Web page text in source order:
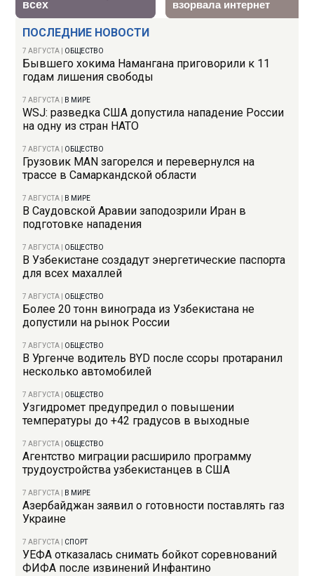
ПОСЛЕДНИЕ НОВОСТИ
7 АВГУСТА ОБЩЕСТВО
Бывшего хокима Намангана приговорили к 11
годам лишения свободы
7 АВГУСТА В МИРЕ
WSJ: разведка США допустила нападение России
на одну из стран НАТО
7 АВГУСТА ОБЩЕСТВО
Грузовик MAN загорелся и перевернулся на
трассе в Самаркандской области
7 АВГУСТА В МИРЕ
В Саудовской Аравии заподозрили Иран в
подготовке нападения
7 АВГУСТА ОБЩЕСТВО
В Узбекистане создадут энергетические паспорта
для всех махаллей
7 АВГУСТА ОБЩЕСТВО
Более 20 тонн винограда из Узбекистана не
допустили на рынок России
7 АВГУСТА ОБЩЕСТВО
В Ургенче водитель BYD после ссоры протаранил
несколько автомобилей
7 АВГУСТА ОБЩЕСТВО
Узгидромет предупредил о повышении
температуры до +42 градусов в выходные
7 АВГУСТА ОБЩЕСТВО
Агентство миграции расширило программу
трудоустройства узбекистанцев в США
7 АВГУСТА В МИРЕ
Азербайджан заявил о готовности поставлять газ
Украине
7 АВГУСТА СПОРТ
УЕФА отказалась снимать бойкот соревнований
ФИФА после извинений Инфантино